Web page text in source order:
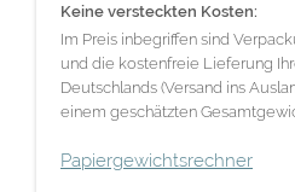
Keine versteckten Kosten:
Im Preis inbegriffen sind
und die kostenfreie Lieferung
Deutschlands (Versand ins
einem geschätzten
Papiergewichtsrechner